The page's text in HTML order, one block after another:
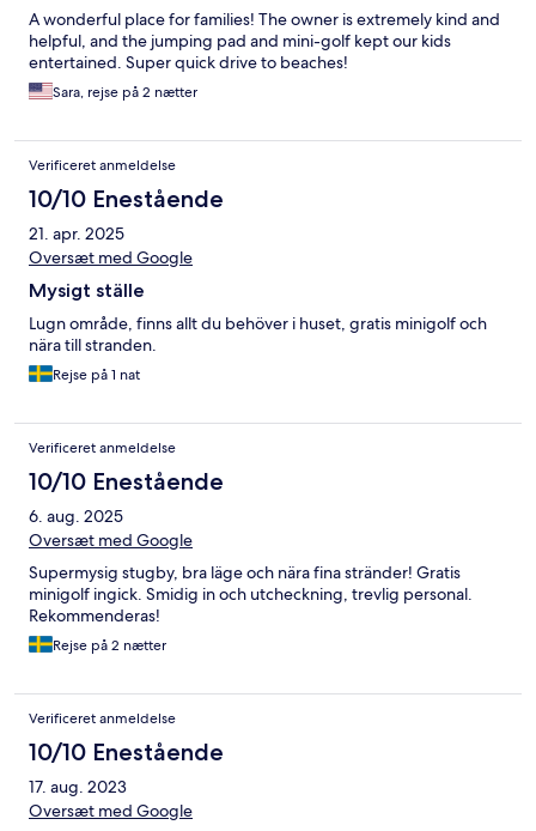
A wonderful place for families! The owner is extremely kind and
helpful, and the jumping pad and mini-golf kept our kids
entertained. Super quick drive to beaches!
Sara, rejse på 2 nætter
Verificeret anmeldelse
10/10 Enestående
21. apr. 2025
Oversæt med Google
Mysigt ställe
Lugn område, finns allt du behöver i huset, gratis minigolf och
nära till stranden.
Rejse på 1 nat
Verificeret anmeldelse
10/10 Enestående
6. aug. 2025
Oversæt med Google
Supermysig stugby, bra läge och nära fina stränder! Gratis
minigolf ingick. Smidig in och utcheckning, trevlig personal.
Rekommenderas!
Rejse på 2 nætter
Verificeret anmeldelse
10/10 Enestående
17. aug. 2023
Oversæt med Google